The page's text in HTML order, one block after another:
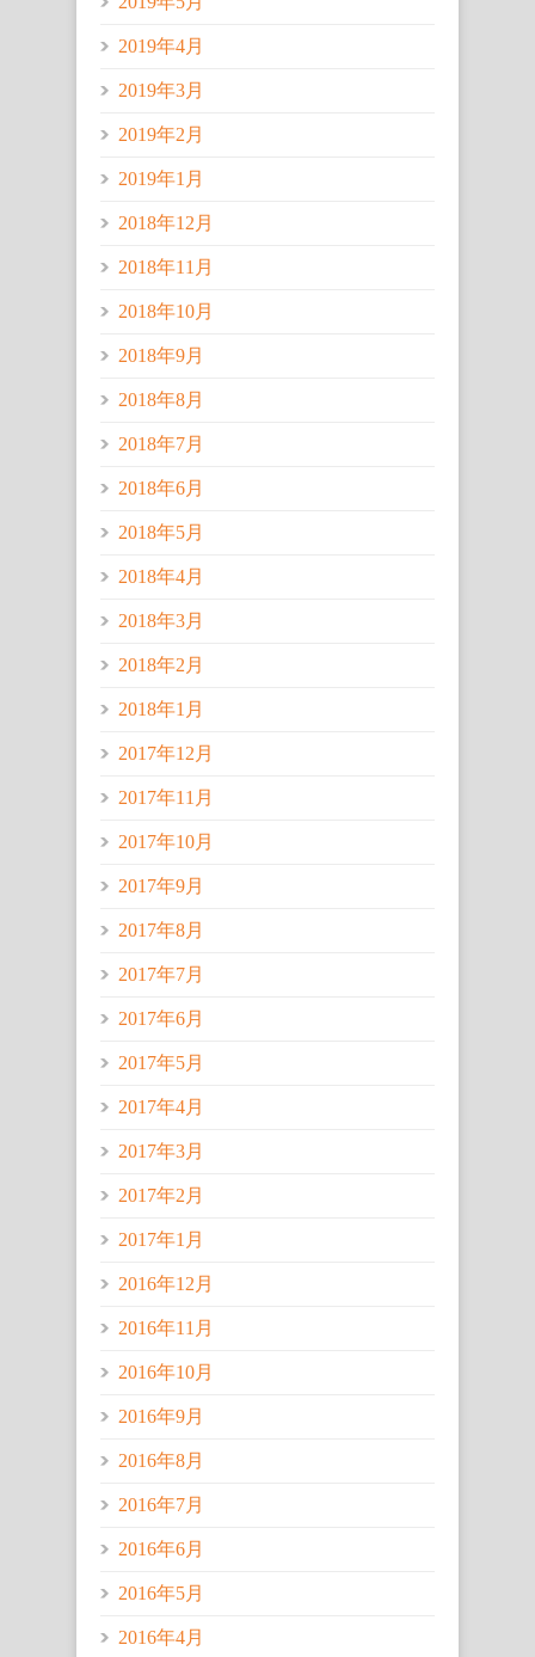
2019年4月
2019年3月
2019年2月
2019年1月
2018年12月
2018年11月
2018年10月
2018年9月
2018年8月
2018年7月
2018年6月
2018年5月
2018年4月
2018年3月
2018年2月
2018年1月
2017年12月
2017年11月
2017年10月
2017年9月
2017年8月
2017年7月
2017年6月
2017年5月
2017年4月
2017年3月
2017年2月
2017年1月
2016年12月
2016年11月
2016年10月
2016年9月
2016年8月
2016年7月
2016年6月
2016年5月
2016年4月